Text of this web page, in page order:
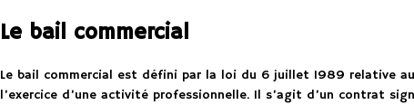
Le bail commercial
Le bail commercial est défini par la loi du 6 juillet 1989 relative
l’exercice d’une activité professionnelle. Il s’agit d’un contrat